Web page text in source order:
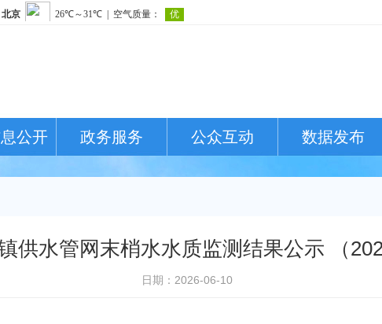
公开 政务服务 公众互动 数据发布
供水管网末梢水水质监测结果公示 （
日期：2026-06-10